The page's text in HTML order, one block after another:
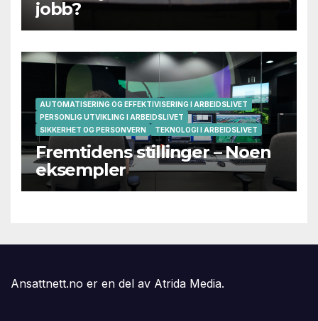
jobb?
AUTOMATISERING OG EFFEKTIVISERING I ARBEIDSLIVET
PERSONLIG UTVIKLING I ARBEIDSLIVET
SIKKERHET OG PERSONVERN
TEKNOLOGI I ARBEIDSLIVET
Fremtidens stillinger – Noen
eksempler
Ansattnett.no er en del av Atrida Media.